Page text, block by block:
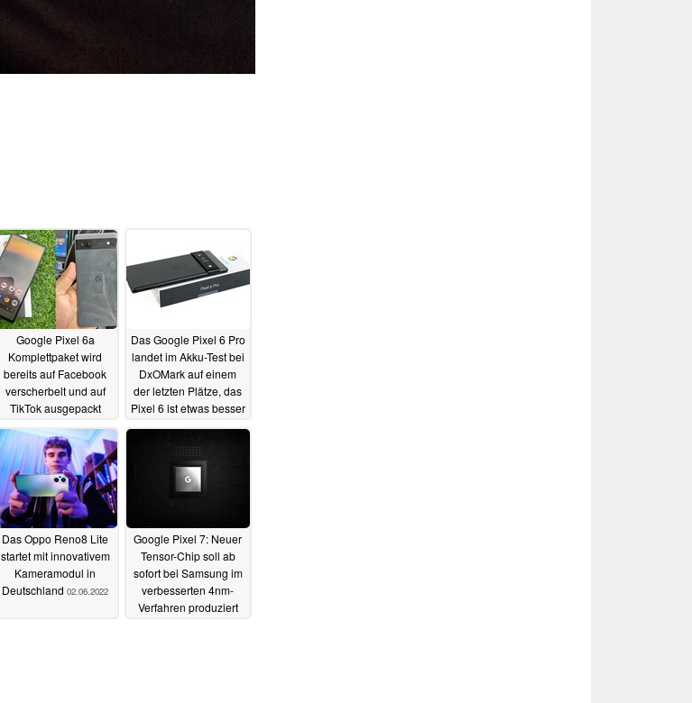
Google Pixel 6a
Komplettpaket wird
bereits auf Facebook
verscherbelt und auf
TikTok ausgepackt
04.06.2022
Das Google Pixel 6 Pro
landet im Akku-Test bei
DxOMark auf einem
der letzten Plätze, das
Pixel 6 ist etwas besser
03.06.2022
Das Oppo Reno8 Lite
startet mit innovativem
Kameramodul in
Deutschland 02.06.2022
Google Pixel 7: Neuer
Tensor-Chip soll ab
sofort bei Samsung im
verbesserten 4nm-
Verfahren produziert